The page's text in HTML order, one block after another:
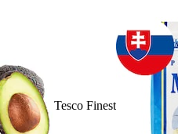
Tesco Finest